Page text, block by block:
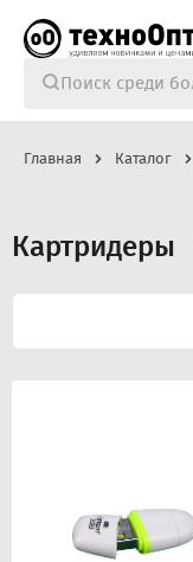
Главная Каталог
Картридеры